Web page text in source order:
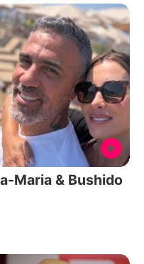
Maria & Bushido